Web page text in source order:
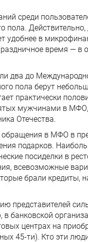
среди
пола.
удобнее в
время — в
два до
пола берут
практически
мужчинами в
Отечества.
обращения в МФО в
подарков.
посиделки в
всевозможные
брали кредиты,
представителей
банковской
центрах на
45-ти). Кто эти